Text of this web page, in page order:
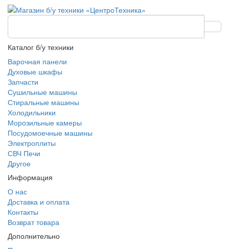
Каталог б/у техники
Варочная панели
Духовые шкафы
Запчасти
Сушильные машины
Стиральные машины
Холодильники
Морозильные камеры
Посудомоечные машины
Электроплиты
СВЧ Печи
Другое
Информация
О нас
Доставка и оплата
Контакты
Возврат товара
Дополнительно